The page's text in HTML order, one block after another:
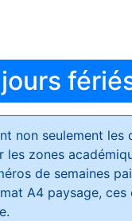
non seulement les
les zones
de semaines
A4 paysage, ces